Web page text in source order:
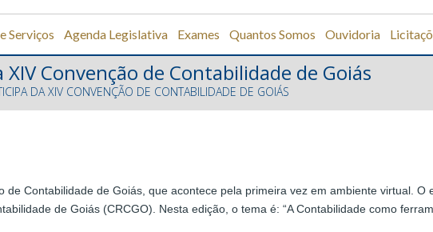
Serviços Agenda Legislativa Exames Quantos Somos Ouvidoria
Convenção de Contabilidade de Goiás
DA XIV CONVENÇÃO DE CONTABILIDADE DE GOIÁS
de Contabilidade de Goiás, que acontece pela primeira vez em ambiente virtual.
de Goiás (CRCGO). Nesta edição, o tema é: “A Contabilidade como